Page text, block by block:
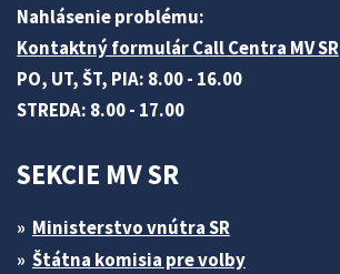
Nahlásenie problému:
Kontaktný formulár Call Centra MV SR
PO, UT, ŠT, PIA: 8.00 - 16.00
STREDA: 8.00 - 17.00
SEKCIE MV SR
Ministerstvo vnútra SR
Štátna komisia pre volby